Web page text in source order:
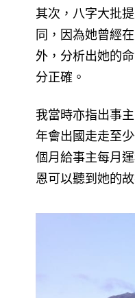
其次，八字大批
同，因為她曾經
外，分析出她的
分正確。
我當時亦指出事
年會出國走走至
個月給事主每月
恩可以聽到她的